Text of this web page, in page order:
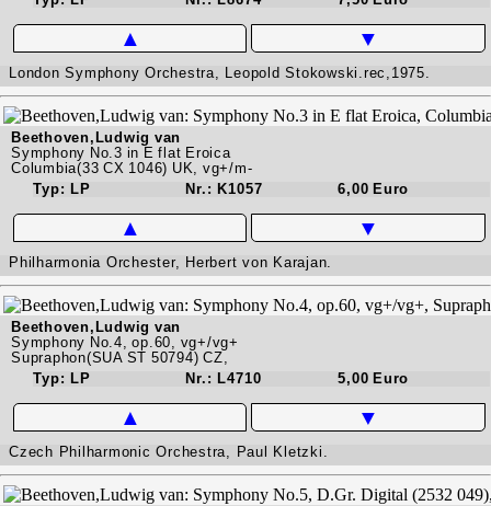
▲ ▼
London Symphony Orchestra, Leopold Stokowski.rec,1975.
Beethoven,Ludwig van
Symphony No.3 in E flat Eroica
Columbia(33 CX 1046) UK, vg+/m-
Typ: LP
Nr.: K1057 6,00 Euro
▲ ▼
Philharmonia Orchester, Herbert von Karajan.
Beethoven,Ludwig van
Symphony No.4, op.60, vg+/vg+
Supraphon(SUA ST 50794) CZ,
Typ: LP
Nr.: L4710 5,00 Euro
▲ ▼
Czech Philharmonic Orchestra, Paul Kletzki.